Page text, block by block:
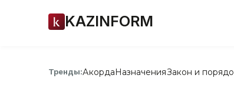
KAZINFORM
Тренды:АкордаНазначенияЗакон и